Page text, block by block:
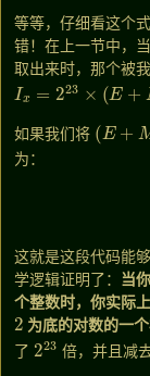
等等，仔细看这个
错！在上一节中，
取出来时，那个被
Ix=223× E+M)
如果我们将
(E+ )
为：
这就是这段代码能
学逻辑证明了： 当
个整数时，你实际
2
为底的对数的一
了
223
倍，并且减